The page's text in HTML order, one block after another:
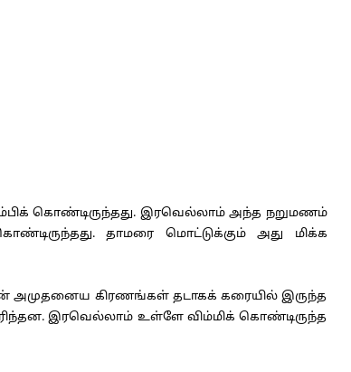
கொண்டிருந்தது. இரவெல்லாம் அந்த நறுமணம்
தாமரை மொட்டுக்கும் அது மிக்க
அமுதனைய கிரணங்கள் தடாகக் கரையில் இருந்த
இரவெல்லாம் உள்ளே விம்மிக் கொண்டிருந்த